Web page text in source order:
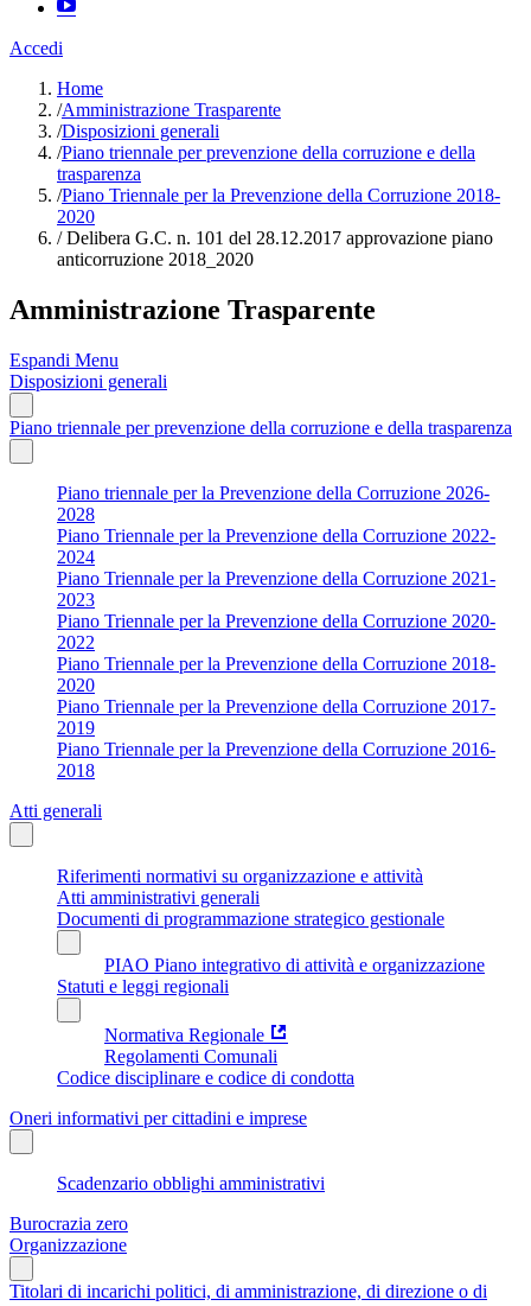
Accedi
Home
/Amministrazione Trasparente
/Disposizioni generali
/Piano triennale per prevenzione della corruzione e della
trasparenza
/Piano Triennale per la Prevenzione della Corruzione 2018-
2020
/Delibera G.C. n. 101 del 28.12.2017 approvazione piano
anticorruzione 2018_2020
Amministrazione Trasparente
Espandi Menu
Disposizioni generali
Piano triennale per prevenzione della corruzione e della trasparenza
Piano triennale per la Prevenzione della Corruzione 2026-
2028
Piano Triennale per la Prevenzione della Corruzione 2022-
2024
Piano Triennale per la Prevenzione della Corruzione 2021-
2023
Piano Triennale per la Prevenzione della Corruzione 2020-
2022
Piano Triennale per la Prevenzione della Corruzione 2018-
2020
Piano Triennale per la Prevenzione della Corruzione 2017-
2019
Piano Triennale per la Prevenzione della Corruzione 2016-
2018
Atti generali
Riferimenti normativi su organizzazione e attività
Atti amministrativi generali
Documenti di programmazione strategico gestionale
PIAO Piano integrativo di attività e organizzazione
Statuti e leggi regionali
Normativa Regionale
Regolamenti Comunali
Codice disciplinare e codice di condotta
Oneri informativi per cittadini e imprese
Scadenzario obblighi amministrativi
Burocrazia zero
Organizzazione
Titolari di incarichi politici, di amministrazione, di direzione o di